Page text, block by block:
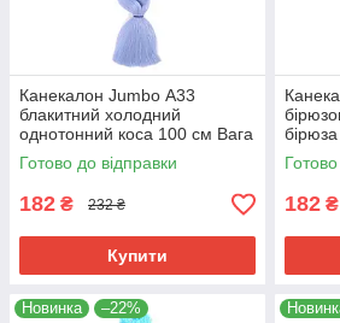
Канекалон Jumbo А33
блакитний холодний
однотонний коса 100 см Вага
165 грам Термостійкий
Готово до відправки
182 ₴ 232 ₴
Купити
грам
182 ₴
Новинка –22%